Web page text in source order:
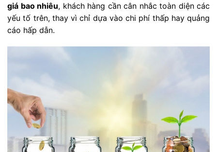
giá bao nhiêu, khách hàng cần cân nhắc toàn diện các
yếu tố trên, thay vì chỉ dựa vào chi phí thấp hay quảng
cáo hấp dẫn.